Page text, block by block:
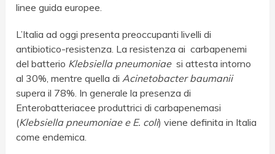
linee guida europee.
L’Italia ad oggi presenta preoccupanti livelli di
antibiotico-resistenza. La resistenza ai carbapenemi
del batterio Klebsiella pneumoniae si attesta intorno
al 30%, mentre quella diAcinetobacter baumanii
supera il 78%. In generale la presenza di
Enterobatteriacee produttrici di carbapenemasi
(Klebsiella pneumoniae e E. coli) viene definita in Italia
come endemica.